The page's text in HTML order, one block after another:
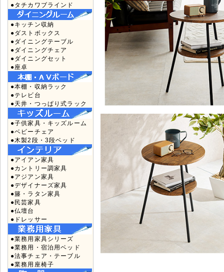
●タチカワブラインド
●キッチン収納
●ダストボックス
●ダイニングテーブル
●ダイニングチェア
●ダイニングセット
●座卓
●本棚・収納ラック
●テレビ台
●天井・つっぱり式ラック
●子供家具・キッズルーム
●ベビーチェア
●木製2段・3段ベッド
●アイアン家具
●カントリー調家具
●アジアン家具
●デザイナーズ家具
●籐・ラタン家具
●民芸家具
●仏壇台
●ドレッサー
●業務用家具シリーズ
●業務用・宿泊用ベッド
●法事チェア・テーブル
●業務用座椅子